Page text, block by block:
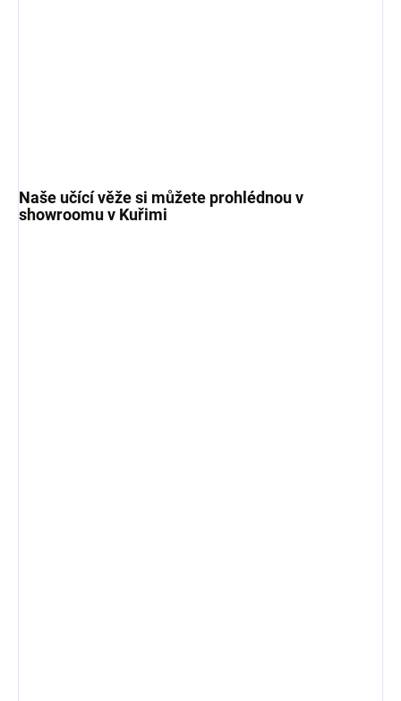
Naše učící věže si můžete prohlédnou v
showroomu v Kuřimi